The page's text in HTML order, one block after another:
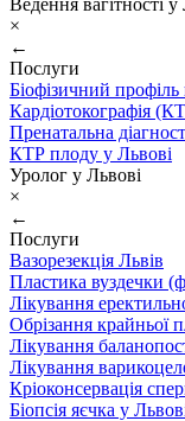
Ведення вагітності у
×
←
Послуги
Біофізичний профіль
Кардіотокографія
Пренатальна
КТР плоду у Львові
Уролог у Львові
×
←
Послуги
Вазорезекція Львів
Пластика вуздечки
Лікування
Обрізання крайньої
Лікування
Лікування
Кріоконсервація
Біопсія яєчка у